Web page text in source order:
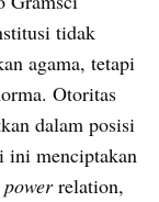
tidak
agama, tetapi
Otoritas
dalam posisi
ini menciptakan
relation,